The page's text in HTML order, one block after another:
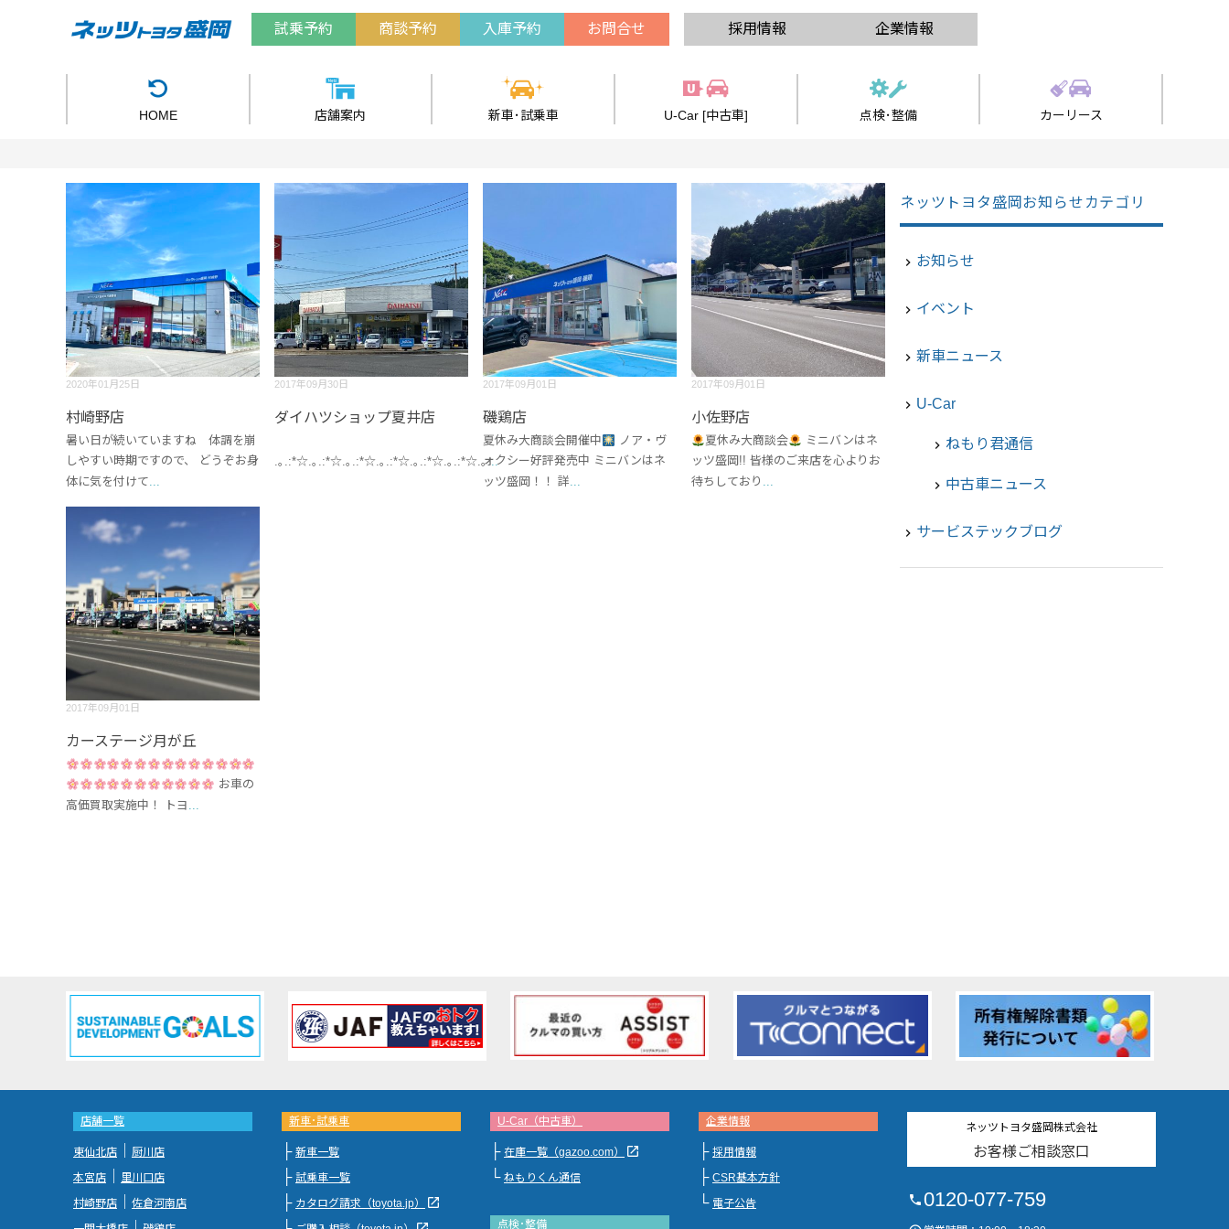
試乗予約 商談予約 入庫予約 お問合せ 採用情報 企業情報
HOME 店舗案内 新車･試乗車 U-Car [中古車] 点検･整備 カーリース
2020年01月25日
村崎野店
暑い日が続いていますね 体調を崩
しやすい時期ですので、 どうぞお身
体に気を付けて...
2017年09月30日
ダイハツショップ夏井店
.｡.:*☆.｡.:*☆.｡.:*☆.｡.:*☆.｡.:*☆.｡.:*☆.｡...
2017年09月01日
磯鶏店
夏休み大商談会開催中
ノア・ヴ
ォクシー好評発売中 ミニバンはネ
ッツ盛岡！！ 詳...
2017年09月01日
小佐野店
夏休み大商談会
ミニバンはネ
ッツ盛岡!! 皆様のご来店を心よりお
待ちしており ...
2017年09月01日
カーステージ月が丘
お車の
高価買取実施中！ トヨ ...
ネッツトヨタ盛岡お知らせカテゴリ
navigate_next お知らせ
navigate_next イベント
navigate_next 新車ニュース
navigate_next U-Car
chevron_right ねもり君通信
chevron_right 中古車ニュース
navigate_next サービステックブログ
店舗一覧
東仙北店
厨川店
本宮店
里川口店
村崎野店
佐倉河南店
新車･試乗車
├ 新車一覧
├ 試乗車一覧
├ カタログ請求（toyota.jp） launch
U-Car（中古車）
├ 在庫一覧（gazoo.com） launch
└ ねもりくん通信
点検･整備
企業情報
├ 採用情報
├ CSR基本方針
└ 電子公告
ネッツトヨタ盛岡株式会社
お客様ご相談窓口
phone0120-077-759